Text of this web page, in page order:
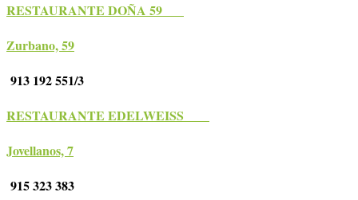
RESTAURANTE DOÑA 59
Zurbano, 59
913 192 551/3
RESTAURANTE EDELWEISS
Jovellanos, 7
915 323 383